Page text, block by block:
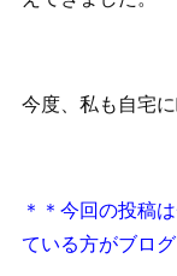
今度、私も自宅
＊＊今回の投稿
ている方がブロ